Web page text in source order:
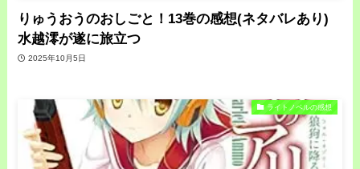
りゅうおうのおしごと！13巻の感想(ネタバレあり)
水越澪が遂に旅立つ
2025年10月5日
ライトノベルの感想